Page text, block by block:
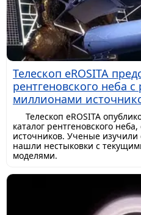
Телескоп eROSITA
рентгеновского неба
миллионами
Телескоп eROSITA
каталог рентгеновского
источников. Ученые изучили
нашли нестыковки с
моделями.